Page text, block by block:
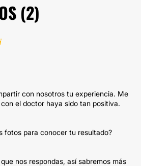
(2)
con nosotros tu experiencia. Me
el doctor haya sido tan positiva.
fotos para conocer tu resultado?
nos respondas, así sabremos más